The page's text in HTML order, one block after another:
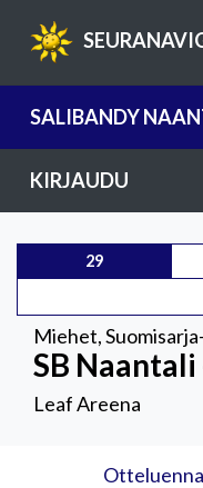
SALIBANDY
KIRJAUDU
29
Miehet,
SB Naantali
Leaf Areena